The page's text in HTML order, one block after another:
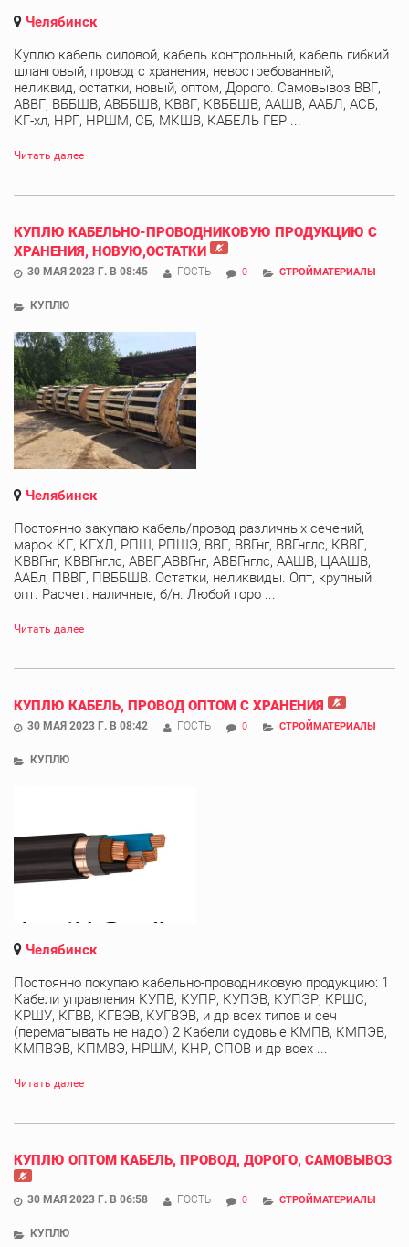
Челябинск
Куплю кабель силовой, кабель контрольный, кабель гибкий
шланговый, провод с хранения, невостребованный,
неликвид, остатки, новый, оптом, Дорого. Самовывоз ВВГ,
АВВГ, ВББШВ, АВББШВ, КВВГ, КВББШВ, ААШВ, ААБЛ, АСБ,
КГ-хл, НРГ, НРШМ, СБ, МКШВ, КАБЕЛЬ ГЕР ...
Читать далее
КУПЛЮ КАБЕЛЬНО-ПРОВОДНИКОВУЮ ПРОДУКЦИЮ С
ХРАНЕНИЯ, НОВУЮ,ОСТАТКИ
30 МАЯ 2023 Г. В 08:45 ГОСТЬ 0 СТРОЙМАТЕРИАЛЫ
КУПЛЮ
Челябинск
Постоянно закупаю кабель/провод различных сечений,
марок КГ, КГХЛ, РПШ, РПШЭ, ВВГ, ВВГнг, ВВГнглс, КВВГ,
КВВГнг, КВВГнглс, АВВГ,АВВГнг, АВВГнглс, ААШВ, ЦААШВ,
ААБл, ПВВГ, ПВББШВ. Остатки, неликвиды. Опт, крупный
опт. Расчет: наличные, б/н. Любой горо ...
Читать далее
КУПЛЮ КАБЕЛЬ, ПРОВОД ОПТОМ С ХРАНЕНИЯ
30 МАЯ 2023 Г. В 08:42 ГОСТЬ 0 СТРОЙМАТЕРИАЛЫ
КУПЛЮ
Челябинск
Постоянно покупаю кабельно-проводниковую продукцию: 1
Кабели управления КУПВ, КУПР, КУПЭВ, КУПЭР, КРШС,
КРШУ, КГВВ, КГВЭВ, КУГВЭВ, и др всех типов и сеч
(перематывать не надо!) 2 Кабели судовые КМПВ, КМПЭВ,
КМПВЭВ, КПМВЭ, НРШМ, КНР, СПОВ и др всех ...
Читать далее
КУПЛЮ ОПТОМ КАБЕЛЬ, ПРОВОД, ДОРОГО, САМОВЫВОЗ
30 МАЯ 2023 Г. В 06:58 ГОСТЬ 0 СТРОЙМАТЕРИАЛЫ
КУПЛЮ